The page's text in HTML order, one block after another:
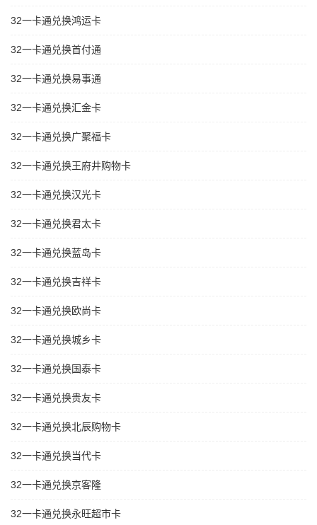
32一卡通兑换鸿运卡
32一卡通兑换首付通
32一卡通兑换易事通
32一卡通兑换汇金卡
32一卡通兑换广聚福卡
32一卡通兑换王府井购物卡
32一卡通兑换汉光卡
32一卡通兑换君太卡
32一卡通兑换蓝岛卡
32一卡通兑换吉祥卡
32一卡通兑换欧尚卡
32一卡通兑换城乡卡
32一卡通兑换国泰卡
32一卡通兑换贵友卡
32一卡通兑换北辰购物卡
32一卡通兑换当代卡
32一卡通兑换京客隆
32一卡通兑换永旺超市卡